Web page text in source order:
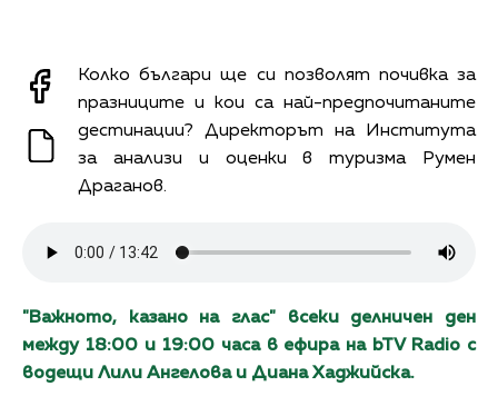
Колко българи ще си позволят почивка за
празниците и кои са най-предпочитаните
дестинации? Директорът на Института
за анализи и оценки в туризма Румен
Драганов.
"Вaжното, казано на глас" всеки делничен ден
между 18:00 и 19:00 часа в ефира на bTV Radio с
водещи Лили Ангелова и Диана Хаджийска.